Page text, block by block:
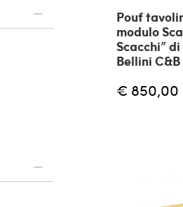
Pouf
modulo
Scacchi”
Bellini C&B
€ 850,00